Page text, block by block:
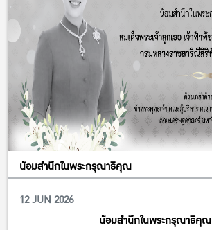
น้อมสำนึกในพระกรุณาธิคุณ
12 JUN 2026
น้อมสำนึกในพระกรุณาธิคุณ